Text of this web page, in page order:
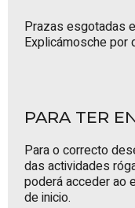
Prazas esgotadas
Explicámosche por
PARA TER
Para o correcto
das actividades
poderá acceder ao
de inicio.